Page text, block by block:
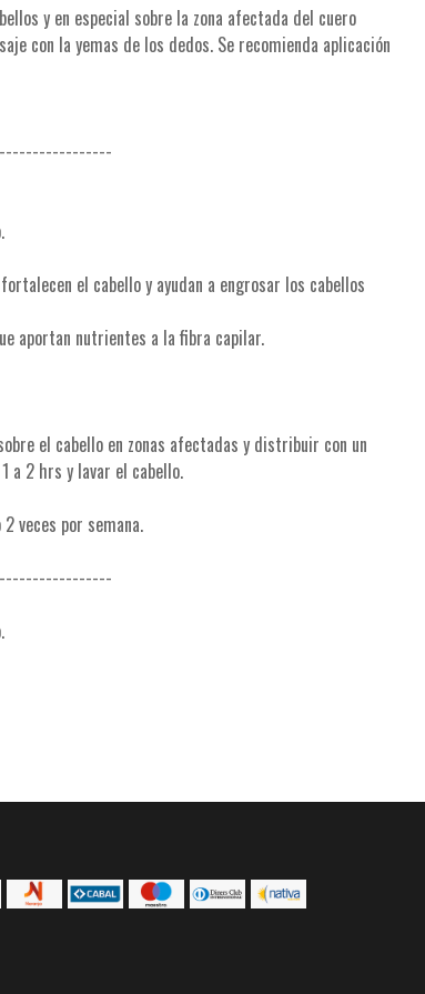
y en especial sobre la zona afectada del cuero
con la yemas de los dedos. Se recomienda aplicación
el cabello y ayudan a engrosar los cabellos
aportan nutrientes a la fibra capilar.
el cabello en zonas afectadas y distribuir con un
a 2 hrs y lavar el cabello.
veces por semana.